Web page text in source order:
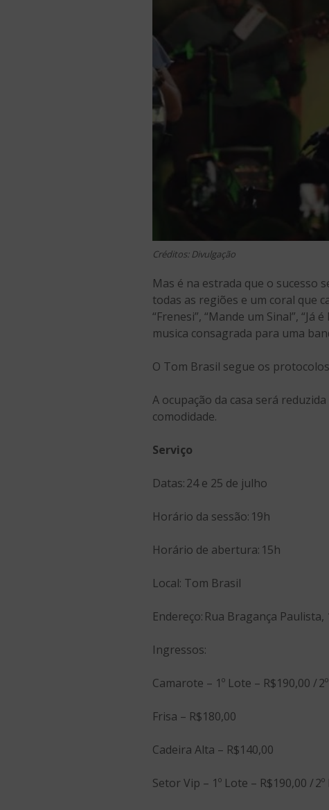
Créditos: Divulgação
Mas é na estrada que o sucesso
todas as regiões e um coral que
“Frenesi”, “Mande um Sinal”,
musica consagrada para uma
O Tom Brasil segue os
A ocupação da casa será
comodidade.
Serviço
Datas: 24 e 25 de julho
Horário da sessão: 19h
Horário de abertura: 15h
Local: Tom Brasil
Endereço: Rua Bragança
Ingressos:
Camarote – 1º Lote – R$190,00 /
Frisa – R$180,00
Cadeira Alta – R$140,00
Setor Vip – 1º Lote – R$190,00 /